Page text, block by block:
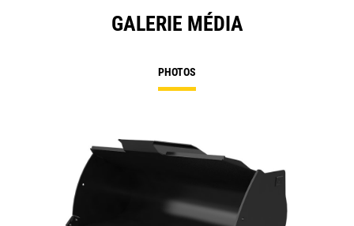
GALERIE MÉDIA
PHOTOS